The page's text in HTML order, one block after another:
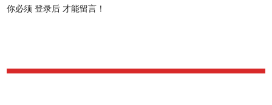
你必须登录后 才能留言！